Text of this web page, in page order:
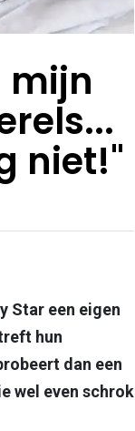
mijn
niet!"
Star een eigen
hun
dan een
wel even schrok